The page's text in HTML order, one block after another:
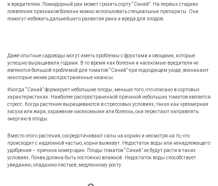
и вредителям. Помидорный рак может грозить сорту “Синий”. На первых стадиях
появления признаков болезни можно использовать специальные препараты. Они
помогут избежать дальнейшего развития рака и вреда для плодов.
Даже опытные садоводы могут иметь проблемы с фруктами и овощами, которые
успешно выращивали годами. В то время как болезни и насекомые-вредители не
являются большой проблемой для томатов “Синий” при подходящем уходе, возникают
некоторые менее распространенные нюансы.
Иногда “Синий” формирует небольшие плоды, меньше того, что описано в сортовых
характеристиках. Наиболее распространенной причиной небольших томатов является
стресс. Когда растения выращиваются в стрессовых условиях, таких как чрезмерная
засуха или жара, заражение насекомыми или болезнь, они перестают направлять
энергию в плоды.
Вместо этого растения, сосредотачивают силы на корнях и несмотря на то, что
происходит с надземной частью, корни выживут. Недостаток воды или ненадлежащего
удобрения – причина номер один. Плоды томатов “Синий” не будут расти в таких
условиях. Почва должна быть постоянно влажной. Недостаток воды способствует
увяданию, опаданию листьев, медленному росту.